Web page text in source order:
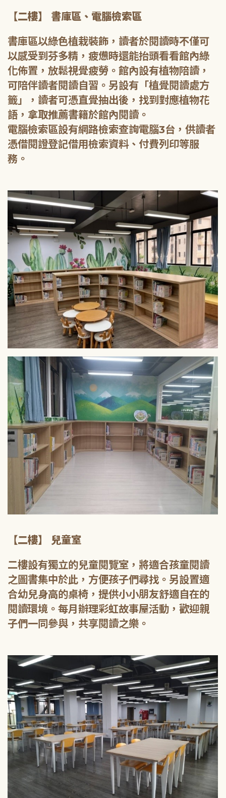
【二樓】 書庫區、電腦檢索區
書庫區以綠色植栽裝飾，讀者於閱讀時不僅可
以感受到芬多精，疲憊時還能抬頭看看館內綠
化佈置，放鬆視覺疲勞。館內設有植物陪讀，
可陪伴讀者閱讀自習。另設有「植覺閱讀處方
籤」，讀者可憑直覺抽出後，找到對應植物花
語，拿取推薦書籍於館內閱讀。
電腦檢索區設有網路檢索查詢電腦3台，供讀者
憑借閱證登記借用檢索資料、付費列印等服
務。
【二樓】 兒童室
二樓設有獨立的兒童閱覽室，將適合孩童閱讀
之圖書集中於此，方便孩子們尋找。另設置適
合幼兒身高的桌椅，提供小小朋友舒適自在的
閱讀環境。每月辦理彩虹故事屋活動，歡迎親
子們一同參與，共享閱讀之樂。